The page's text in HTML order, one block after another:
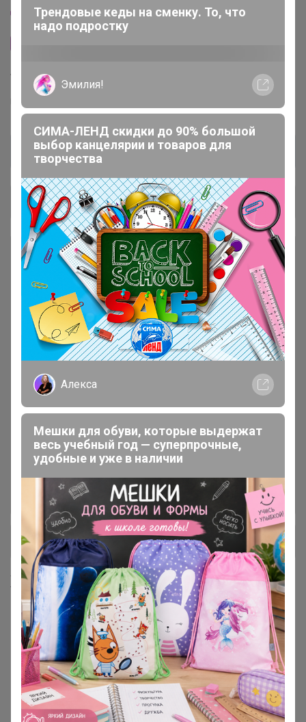
Общий каталог
ОСЕНЬ-ЗИМА 83
💲 РАСПРОДАЖА, АКЦИИ,
СКИДКИ 💲
41
Аксессуары 44
Взрослая одежда. Унисекс /
женское / мужское
152
Детское
НИЖНЕЕ БЕЛЬЕ, ДОМАШНЯЯ
ОДЕЖДА, ПИЖАМЫ
56
+ Ещё 1 каталог
Пристрой организатора СЛАДКАЯ
Торговые марки
UNIQLO™
Хиты продаж
Трендовые кеды на сменку. То, что
надо подростку
Эмилия!
СИМА-ЛЕНД скидки до 90% большой
выбор канцелярии и товаров для
творчества
Алекса
Мешки для обуви, которые выдержат
весь учебный год — суперпрочные,
удобные и уже в наличии